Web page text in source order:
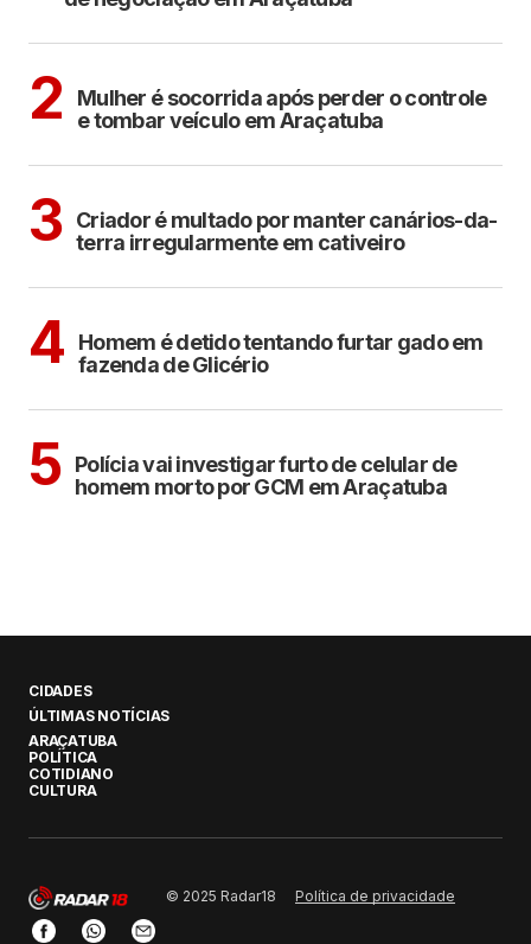
2
Mulher é socorrida após perder o controle
e tombar veículo em Araçatuba
3 Criador é multado por manter canários-da-
terra irregularmente em cativeiro
4
Homem é detido tentando furtar gado em
fazenda de Glicério
5 Polícia vai investigar furto de celular de
homem morto por GCM em Araçatuba
CIDADES
ÚLTIMAS NOTÍCIAS
ARAÇATUBA
POLÍTICA
COTIDIANO
CULTURA
© 2025 Radar18 Política de privacidade